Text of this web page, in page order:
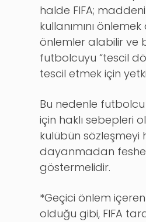
halde FIFA;
kullanımını
önlemler alabilir ve
futbolcuyu “tescil
tescil etmek için
Bu nedenle futbolcu
için haklı sebepleri
kulübün sözleşmeyi
dayanmadan
göstermelidir.
*Geçici önlem
olduğu gibi, FIFA